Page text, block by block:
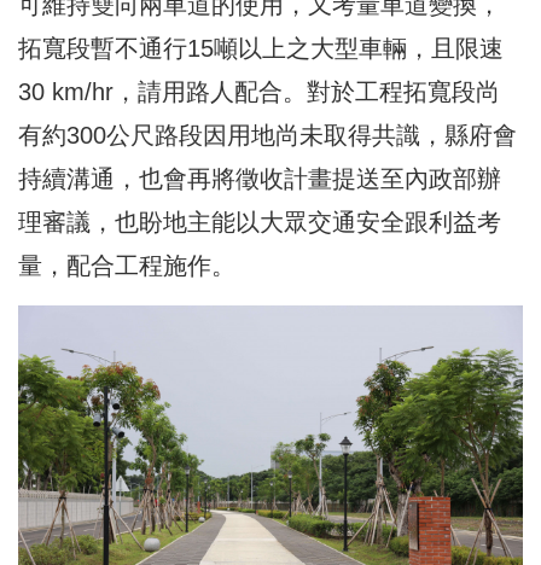
拓寬段暫不通行15噸以上之大型車輛，且限速
30 km/hr，請用路人配合。對於工程拓寬段尚
有約300公尺路段因用地尚未取得共識，縣府會
持續溝通，也會再將徵收計畫提送至內政部辦
理審議，也盼地主能以大眾交通安全跟利益考
量，配合工程施作。